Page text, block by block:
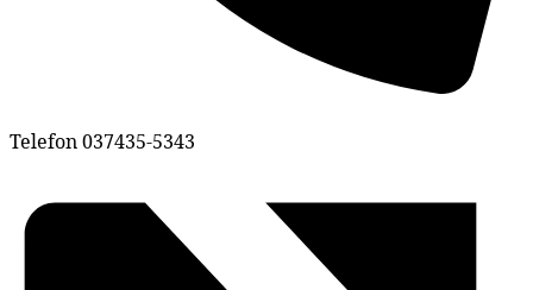
Telefon037435-5343